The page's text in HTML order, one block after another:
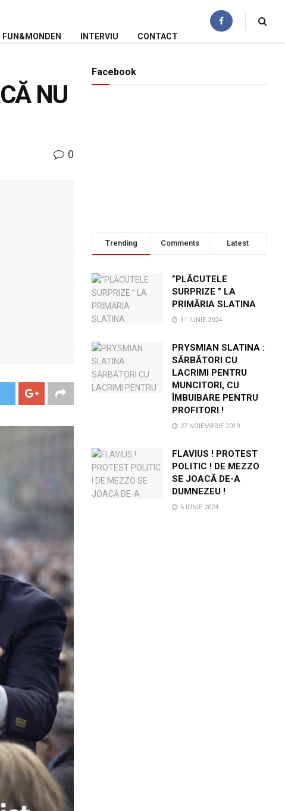
FUN&MONDEN INTERVIU CONTACT
NU
0
Facebook
Trending Comments Latest
”PLĂCUTELE
SURPRIZE ” LA
PRIMĂRIA SLATINA
11 IUNIE 2024
PRYSMIAN SLATINA :
SĂRBĂTORI CU
LACRIMI PENTRU
MUNCITORI, CU
ÎMBUIBARE PENTRU
PROFITORI !
27 NOIEMBRIE 2019
FLAVIUS ! PROTEST
POLITIC ! DE MEZZO
SE JOACĂ DE-A
DUMNEZEU !
6 IUNIE 2024